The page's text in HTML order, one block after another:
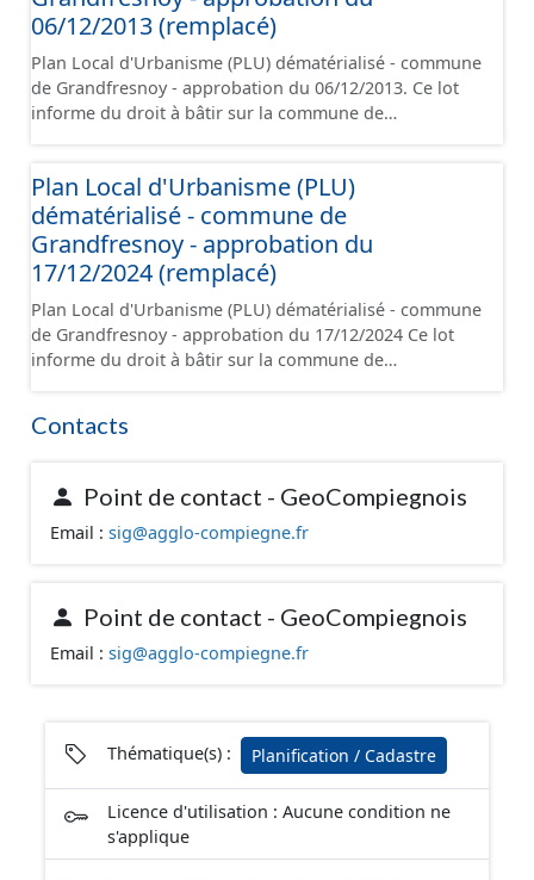
d'aménagement et les données géographiques. Malgré
l'attention portée à la création de ces données, il est
rappelé que seuls les documents papier font foi et sont
opposables d'un point de vue juridique.
06/12/2013 (remplacé)
Plan Local d'Urbanisme (PLU) dématérialisé - commune
de Grandfresnoy - approbation du 06/12/2013. Ce lot
informe du droit à bâtir sur la commune de
contient les pièces administratives, le rapport de
présentation, le PADD, le règlement (à l'exception des
plans de zonages), les annexes, les orientations
d'aménagement et les données géographiques. Malgré
l'attention portée à la création de ces données, il est
rappelé que seuls les documents papier font foi et sont
opposables d'un point de vue juridique.
Plan Local d'Urbanisme (PLU)
dématérialisé - commune de
Grandfresnoy - approbation du
17/12/2024 (remplacé)
Plan Local d'Urbanisme (PLU) dématérialisé - commune
de Grandfresnoy - approbation du 17/12/2024 Ce lot
informe du droit à bâtir sur la commune de
contient les pièces administratives, le rapport de
plans de zonages), les annexes, les orientations
d'aménagement et les données géographiques. Malgré
l'attention portée à la création de ces données, il est
Contacts
Point de contact - GeoCompiegnois
Email : sig@agglo-compiegne.fr
Point de contact - GeoCompiegnois
Email : sig@agglo-compiegne.fr
Thématique(s) : Planification / Cadastre
Licence d'utilisation : Aucune condition ne
s'applique